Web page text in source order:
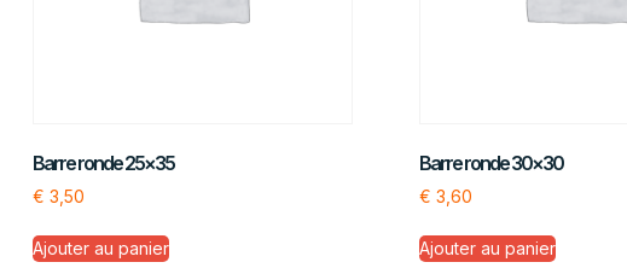
Barre ronde 25×35
€ 3,50
Ajouter au panier
Barre ronde 30×30
€ 3,60
Ajouter au panier